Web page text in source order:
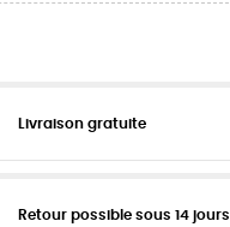
Livraison gratuite
Retour possible sous 14 jours